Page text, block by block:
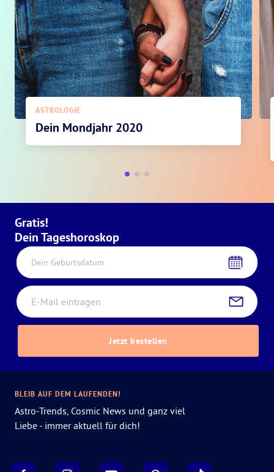
ASTROLOGIE
Dein Mondjahr 2020
Gratis!
Dein Tageshoroskop
Dein Geburtsdatum
Jetzt bestellen
BLEIB AUF DEM LAUFENDEN!
Astro-Trends, Cosmic News und ganz viel
Liebe - immer aktuell für dich!